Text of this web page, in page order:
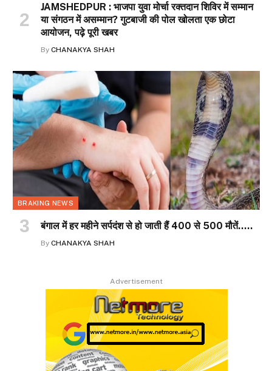
JAMSHEDPUR : भाजपा युवा मोर्चा रक्तदान शिविर में सम्मान
या संगठन में असम्मान? गुटबाजी की पोल खोलता एक छोटा
आयोजन, पढ़े पूरी खबर
By CHANAKYA SHAH
BRAKING NEWS
बंगाल में हर महीने सर्पदंश से हो जाती हैं 400 से 500 मौतें…..
By CHANAKYA SHAH
Advertisement